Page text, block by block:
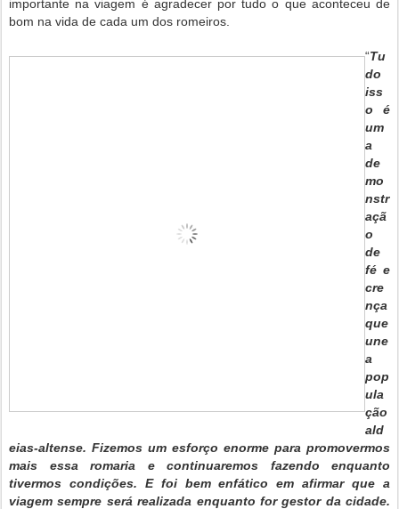
importante na viagem é agradecer por tudo o que aconteceu de
bom na vida de cada um dos romeiros.
“Tu
do
iss
o é
um
a
de
mo
nstr
açã
o
de
fé e
cre
nça
que
une
a
pop
ula
ção
ald
eias-altense. Fizemos um esforço enorme para promovermos
mais essa romaria e continuaremos fazendo enquanto
tivermos condições. E foi bem enfático em afirmar que a
viagem sempre será realizada enquanto for gestor da cidade.